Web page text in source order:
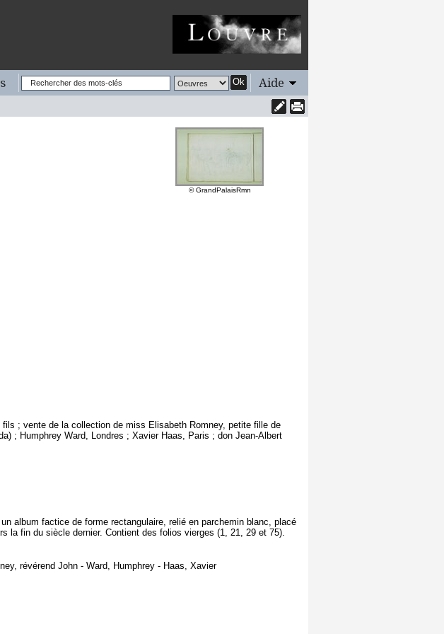
Ok Aide
© GrandPalaisRmn
; vente de la collection de miss Elisabeth Romney, petite fille de
; Humphrey Ward, Londres ; Xavier Haas, Paris ; don Jean-Albert
album factice de forme rectangulaire, relié en parchemin blanc, placé
la fin du siècle dernier. Contient des folios vierges (1, 21, 29 et 75).
révérend John - Ward, Humphrey - Haas, Xavier